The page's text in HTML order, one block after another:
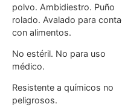
polvo. Ambidiestro. Puño
rolado. Avalado para
con alimentos.
No estéril. No para uso
médico.
Resistente a químicos no
peligrosos.